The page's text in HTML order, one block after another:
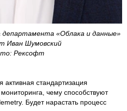
«Облака и данные»
Иван Шумовский
Рексофт
стандартизация
чему способствуют
Будет нарастать процесс